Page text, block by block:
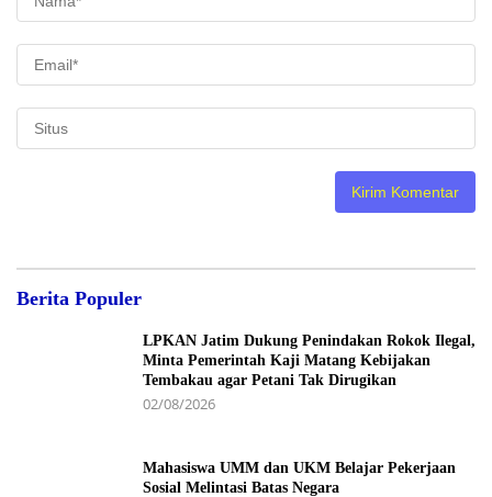
Berita Populer
LPKAN Jatim Dukung Penindakan Rokok Ilegal,
Minta Pemerintah Kaji Matang Kebijakan
Tembakau agar Petani Tak Dirugikan
02/08/2026
Mahasiswa UMM dan UKM Belajar Pekerjaan
Sosial Melintasi Batas Negara